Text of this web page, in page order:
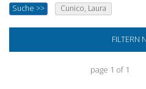
Suche >> Cunico, Laura
FILTERN
page 1 of 1